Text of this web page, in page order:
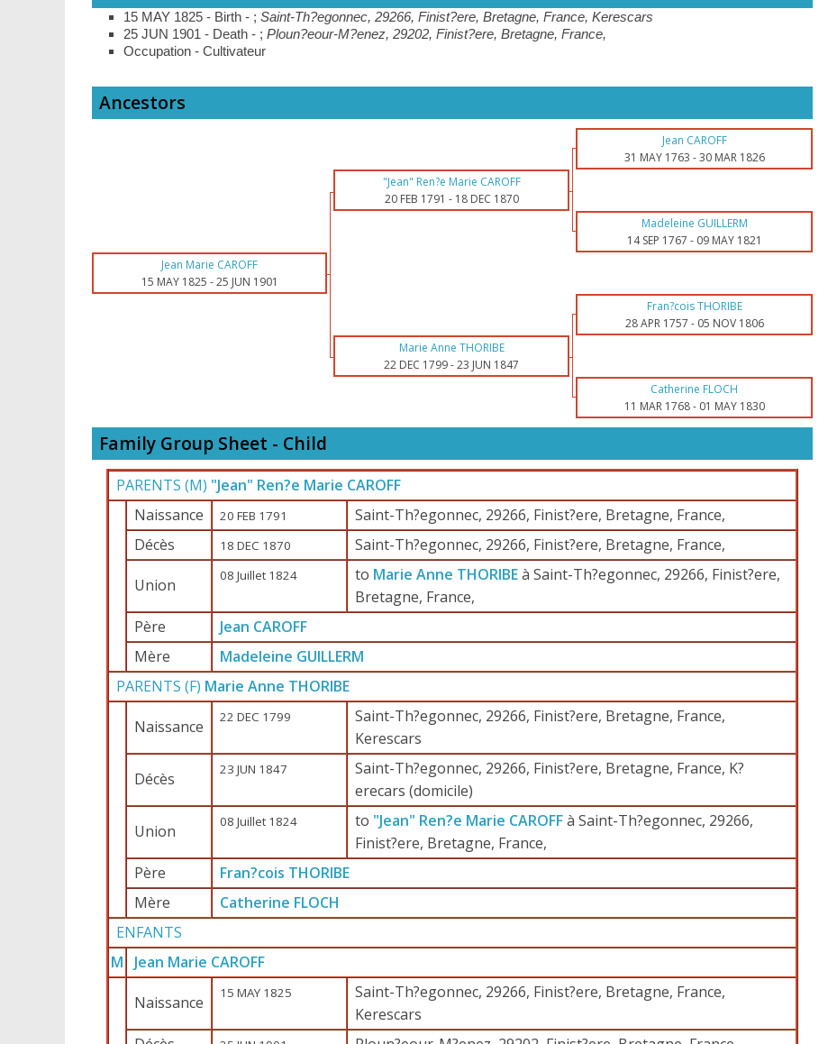
15 MAY 1825 - Birth - ; Saint-Th?egonnec, 29266, Finist?ere, Bretagne, France, Kerescars
25 JUN 1901 - Death - ; Ploun?eour-M?enez, 29202, Finist?ere, Bretagne, France,
Occupation - Cultivateur
Ancestors
Jean CAROFF
31 MAY 1763 -30 MAR 1826
"Jean" Ren?e Marie CAROFF
20 FEB 1791 - 18 DEC 1870
Madeleine GUILLERM
14 SEP 1767 - 09 MAY 1821
Jean Marie CAROFF
15 MAY 1825 -25 JUN 1901
Fran?cois THORIBE
28 APR 1757 - 05 NOV 1806
Marie Anne THORIBE
22 DEC 1799-23 JUN 1847
Catherine FLOCH
11 MAR 1768- 01 MAY 1830
Family Group Sheet - Child
PARENTS (M) "Jean" Ren?e Marie CAROFF
Naissance
20 FEB 1791
Saint-Th?egonnec, 29266, Finist?ere, Bretagne, France,
Décès
18 DEC 1870 Saint-Th?egonnec, 29266, Finist?ere, Bretagne, France,
Union 08 Juillet 1824 to Marie Anne THORIBEà Saint-Th?egonnec, 29266, Finist?ere,
Bretagne, France,
Père
Jean CAROFF
Mère
Madeleine GUILLERM
PARENTS (F) Marie Anne THORIBE
Naissance 22 DEC 1799
Saint-Th?egonnec, 29266, Finist?ere, Bretagne, France,
Kerescars
Décès 23 JUN 1847
Saint-Th?egonnec, 29266, Finist?ere, Bretagne, France, K?
erecars (domicile)
Union 08 Juillet 1824 to "Jean" Ren?e Marie CAROFFà Saint-Th?egonnec, 29266,
Finist?ere, Bretagne, France,
Père
Fran?cois THORIBE
Mère
Catherine FLOCH
ENFANTS
M
Jean Marie CAROFF
Naissance 15 MAY 1825
Saint-Th?egonnec, 29266, Finist?ere, Bretagne, France,
Kerescars